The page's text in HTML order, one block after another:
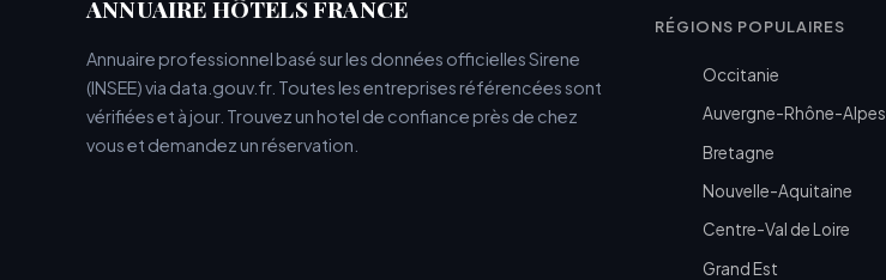
ANNUAIRE HÔTELS FRANCE
Annuaire professionnel basé sur les données officielles Sirene
(INSEE) via data.gouv.fr. Toutes les entreprises référencées sont
vérifiées et à jour. Trouvez un hotel de confiance près de chez
vous et demandez un réservation.
RÉGIONS POPULAIRES
Occitanie
Auvergne-Rhône-Alpes
Bretagne
Nouvelle-Aquitaine
Centre-Val de Loire
Grand Est